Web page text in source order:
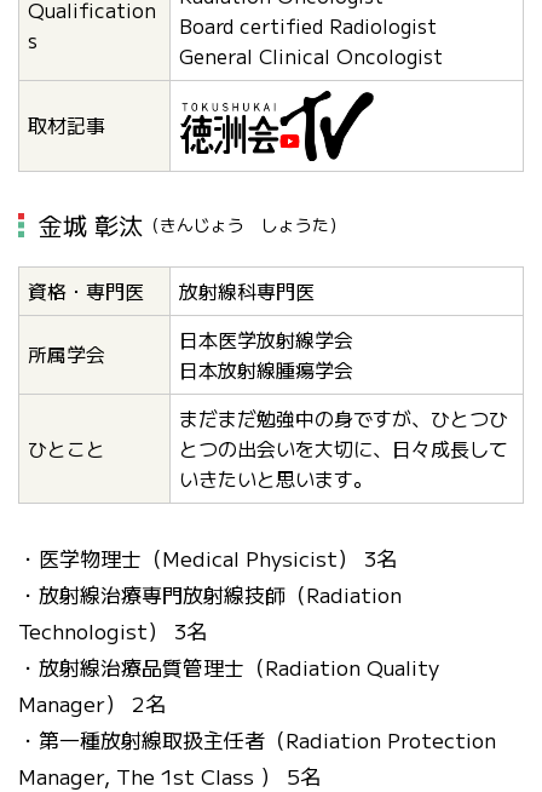
Qualification
s
Board certified Radiologist
General Clinical Oncologist
取材記事
金城 彰汰 （きんじょう しょうた）
資格・専門医 放射線科専門医
所属学会
日本医学放射線学会
日本放射線腫瘍学会
ひとこと
まだまだ勉強中の身ですが、ひとつひ
とつの出会いを大切に、日々成長して
いきたいと思います。
・医学物理士（Medical Physicist） 3名
・放射線治療専門放射線技師（Radiation
Technologist） 3名
・放射線治療品質管理士（Radiation Quality
Manager） 2名
・第一種放射線取扱主任者（Radiation Protection
Manager, The 1st Class ） 5名